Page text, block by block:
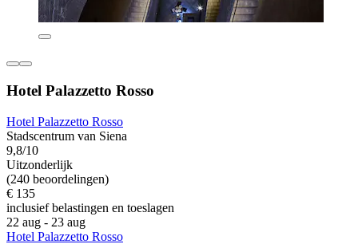
Hotel Palazzetto Rosso
Hotel Palazzetto Rosso
Stadscentrum van Siena
9,8/10
Uitzonderlijk
(240 beoordelingen)
€ 135
inclusief belastingen en toeslagen
22 aug - 23 aug
Hotel Palazzetto Rosso